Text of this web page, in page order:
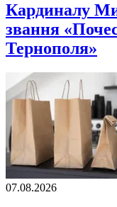
Кардиналу
звання
Тернополя»
07.08.2026